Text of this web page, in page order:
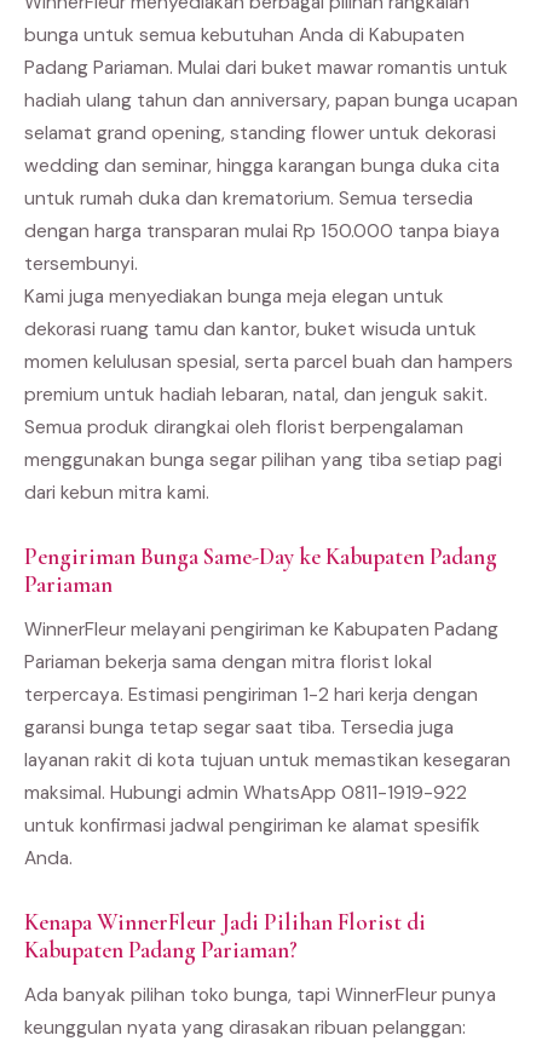
bunga untuk semua kebutuhan Anda di Kabupaten
Padang Pariaman. Mulai dari buket mawar romantis untuk
hadiah ulang tahun dan anniversary, papan bunga ucapan
selamat grand opening, standing flower untuk dekorasi
wedding dan seminar, hingga karangan bunga duka cita
untuk rumah duka dan krematorium. Semua tersedia
dengan harga transparan mulai Rp 150.000 tanpa biaya
tersembunyi.
Kami juga menyediakan bunga meja elegan untuk
dekorasi ruang tamu dan kantor, buket wisuda untuk
momen kelulusan spesial, serta parcel buah dan hampers
premium untuk hadiah lebaran, natal, dan jenguk sakit.
Semua produk dirangkai oleh florist berpengalaman
menggunakan bunga segar pilihan yang tiba setiap pagi
dari kebun mitra kami.
Pengiriman Bunga Same-Day ke Kabupaten Padang
Pariaman
WinnerFleur melayani pengiriman ke Kabupaten Padang
Pariaman bekerja sama dengan mitra florist lokal
terpercaya. Estimasi pengiriman 1-2 hari kerja dengan
garansi bunga tetap segar saat tiba. Tersedia juga
layanan rakit di kota tujuan untuk memastikan kesegaran
maksimal. Hubungi admin WhatsApp 0811-1919-922
untuk konfirmasi jadwal pengiriman ke alamat spesifik
Anda.
Kenapa WinnerFleur Jadi Pilihan Florist di
Kabupaten Padang Pariaman?
Ada banyak pilihan toko bunga, tapi WinnerFleur punya
keunggulan nyata yang dirasakan ribuan pelanggan: